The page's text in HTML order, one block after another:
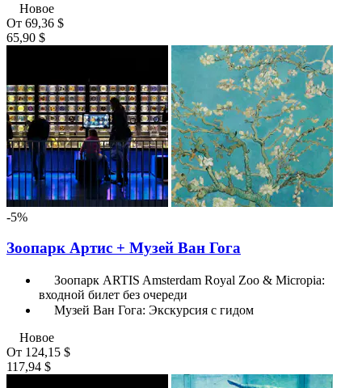
Новое
От 69,36 $
65,90 $
-5%
Зоопарк Артис + Музей Ван Гога
Зоопарк ARTIS Amsterdam Royal Zoo & Micropia:
входной билет без очереди
Музей Ван Гога: Экскурсия с гидом
Новое
От 124,15 $
117,94 $